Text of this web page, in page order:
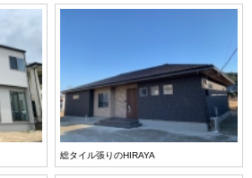
総タイル張りのHIRAYA